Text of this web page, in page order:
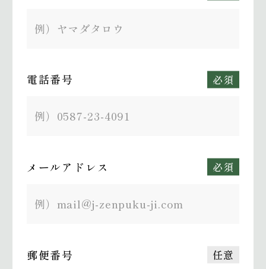
必須
電話番号
必須
メールアドレス
任意
郵便番号